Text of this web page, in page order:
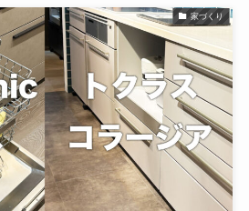
家づくり